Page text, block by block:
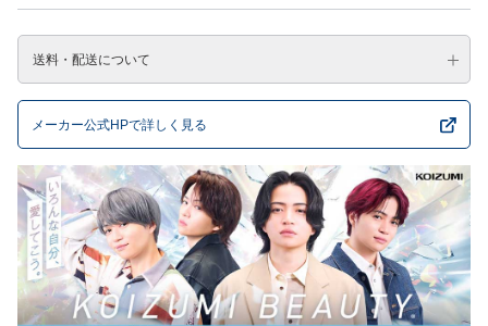
送料・配送について
メーカー公式HPで詳しく見る